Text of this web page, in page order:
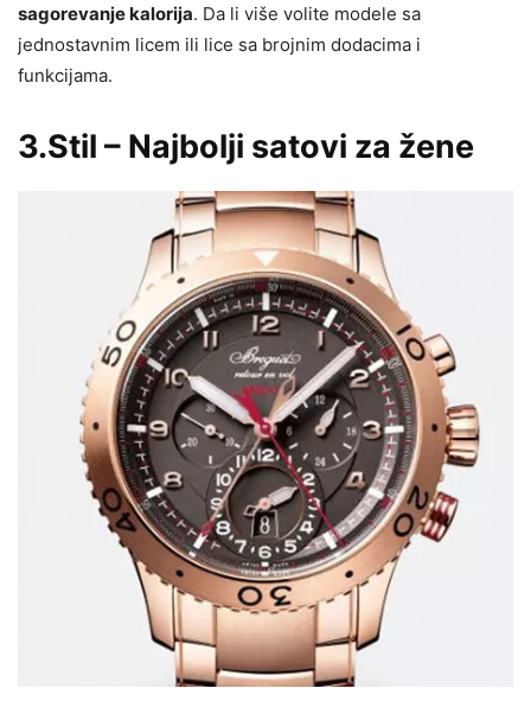
sagorevanje kalorija. Da li više volite modele sa
jednostavnim licem ili lice sa brojnim dodacima i
funkcijama.
3.Stil – Najbolji satovi za žene